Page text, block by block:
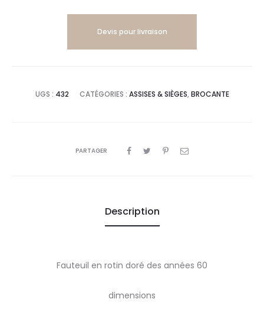
Devis pour livraison
UGS : 432 CATÉGORIES : ASSISES & SIÈGES, BROCANTE
PARTAGER
Description
Fauteuil en rotin doré des années 60
dimensions